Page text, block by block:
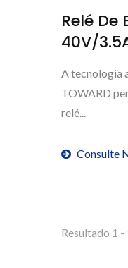
Relé De
40V/
A tecnologia
TOWARD
relé...
Consulte
Resultado 1 -